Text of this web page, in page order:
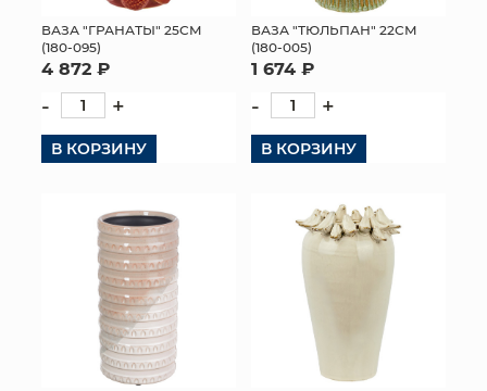
МЯГКИЕ ИГРУШКИ
КОРЗИНЫ
ЯЩИКИ
ИСКУССТВЕННЫЕ ЦВЕТЫ
ПОДАРОЧНЫЕ КАРТЫ
ВАЗА "ГРАНАТЫ" 25СМ
(180-095)
4 872 ₽
- +
В КОРЗИНУ
ВАЗА "ТЮЛЬПАН" 22СМ
(180-005)
1 674 ₽
- +
В КОРЗИНУ